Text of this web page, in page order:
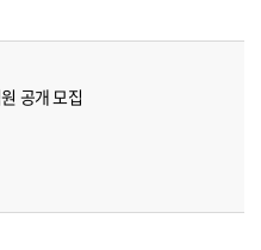
공개 모집